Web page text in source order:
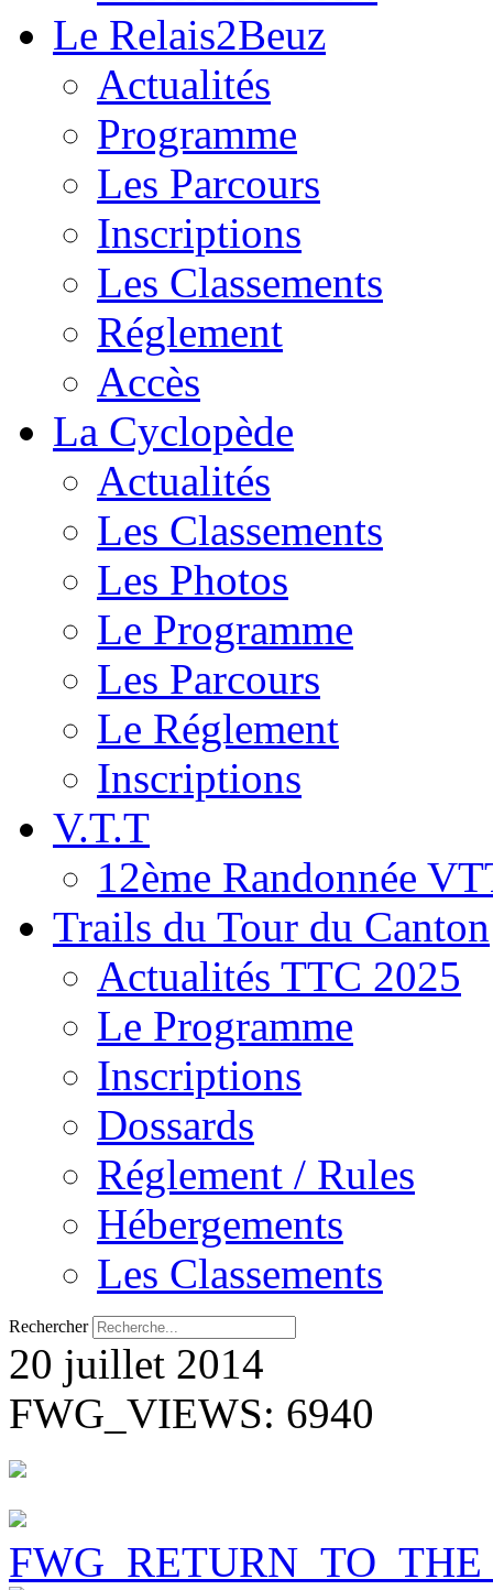
Le Relais2Beuz
Actualités
Programme
Les Parcours
Inscriptions
Les Classements
Réglement
Accès
La Cyclopède
Actualités
Les Classements
Les Photos
Le Programme
Les Parcours
Le Réglement
Inscriptions
V.T.T
12ème Randonnée
Trails du Tour du Canton
Actualités TTC 2025
Le Programme
Inscriptions
Dossards
Réglement / Rules
Hébergements
Les Classements
Rechercher
20 juillet 2014
FWG_VIEWS: 6940